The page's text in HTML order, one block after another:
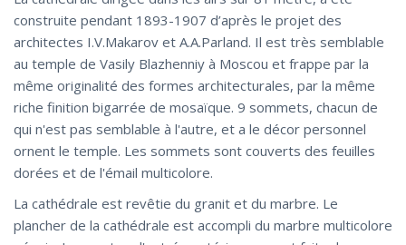
construite pendant 1893-1907 d’après le projet des
architectes I.V.Makarov et A.A.Parland. Il est très semblable
au temple de Vasily Blazhenniy à Moscou et frappe par la
même originalité des formes architecturales, par la même
riche finition bigarrée de mosaïque. 9 sommets, chacun de
qui n'est pas semblable à l'autre, et a le décor personnel
ornent le temple. Les sommets sont couverts des feuilles
dorées et de l'émail multicolore.
La cathédrale est revêtie du granit et du marbre. Le
plancher de la cathédrale est accompli du marbre multicolore